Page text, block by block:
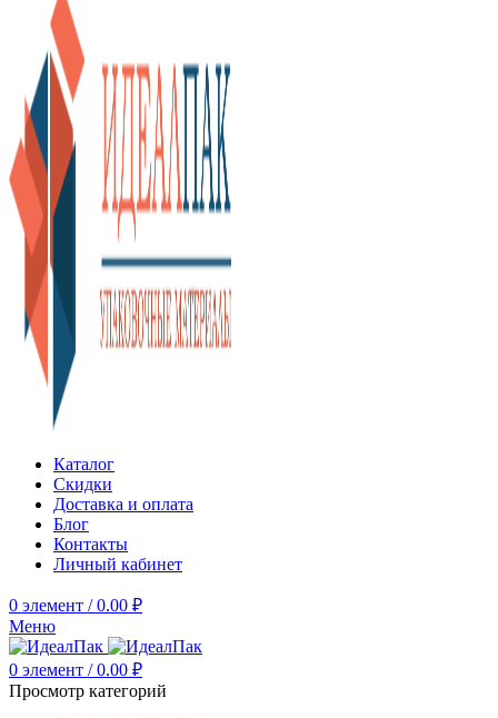
Каталог
Скидки
Доставка и оплата
Блог
Контакты
Личный кабинет
0 элемент / 0.00 ₽
Меню
0 элемент / 0.00 ₽
Просмотр категорий